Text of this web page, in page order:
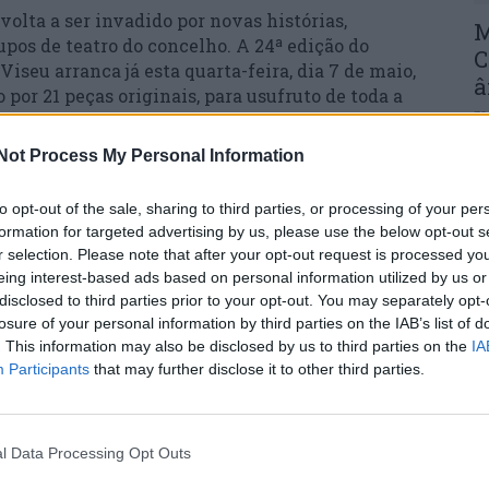
Process My Personal Information
opt-out of the sale, sharing to third parties, or processing of your
for targeted advertising by us, please use the below opt-out
selection. Please note that after your opt-out request is processed
interest-based ads based on personal information utilized by us
to third parties prior to your opt-out. You may separately
of your personal information by third parties on the IAB’s list of
This information may also be disclosed by us to third parties on the
Participants that may further disclose it to other third parties.
Data Processing Opt Outs
a ser invadido por novas histórias,
de teatro do concelho. A 24ª edição do
arranca já esta quarta-feira, dia 7 de maio,
21 peças originais, para usufruto de toda a
se até 7 de junho.
Jorge Fraga, encenador, dramaturgo e ator,
serviram de impulso a muitos
mentor e inspiração para todos os que com
agentes culturais em Viseu, deixando um
e instituições do concelho participam nesta
Cultural, Recreativo e Desportivo de São
do Agrupamento de Escolas Infante D.
de Dança Lugar Presente; da Associação
Cultural, Recreativa e Desportiva de Moure de
– Associação Cultural; do ATL Casa do Sol –
Recreativo, Cultural, Desportivo e Social de